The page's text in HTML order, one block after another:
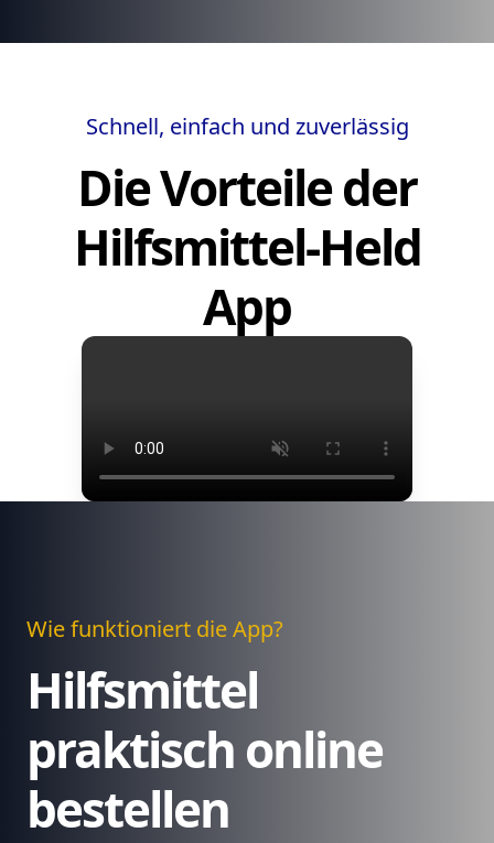
Schnell, einfach und zuverlässig
Die Vorteile der
Hilfsmittel-Held
App
Wie funktioniert die App?
Hilfsmittel
praktisch online
bestellen